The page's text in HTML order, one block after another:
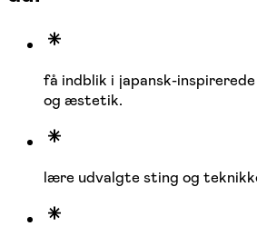
få indblik i japansk-
og æstetik.
lære udvalgte sting og